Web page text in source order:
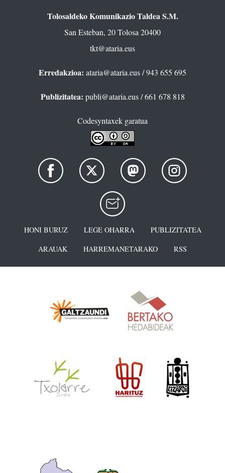
Tolosaldeko Komunikazio Taldea S.M.
San Esteban, 20 Tolosa 20400
tkt@ataria.eus
Erredakzioa: ataria@ataria.eus/ 943 655 695
Publizitatea: publi@ataria.eus/ 661 678 818
Codesyntaxek garatua
HONI BURUZ LEGE OHARRA
PUBLIZITATEA
ARAUAK
HARREMANETARAKO RSS